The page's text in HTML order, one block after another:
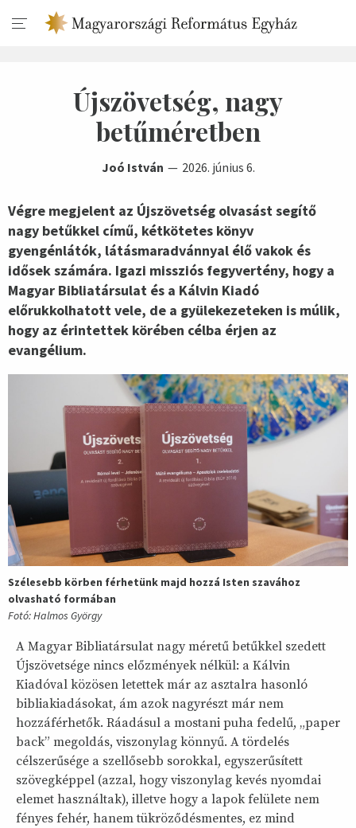
Újszövetség, nagy
betűméretben
Joó István 2026. június 6.
Végre megjelent az Újszövetség olvasást segítő
nagy betűkkel című, kétkötetes könyv
gyengénlátók, látásmaradvánnyal élő vakok és
idősek számára. Igazi missziós fegyvertény, hogy a
Magyar Bibliatársulat és a Kálvin Kiadó
előrukkolhatott vele, de a gyülekezeteken is múlik,
hogy az érintettek körében célba érjen az
evangélium.
Szélesebb körben férhetünk majd hozzá Isten szavához
olvasható formában
Fotó: Halmos György
A Magyar Bibliatársulat nagy méretű betűkkel szedett
Újszövetsége nincs előzmények nélkül: a Kálvin
Kiadóval közösen letettek már az asztalra hasonló
bibliakiadásokat, ám azok nagyrészt már nem
hozzáférhetők. Ráadásul a mostani puha fedelű, „paper
back” megoldás, viszonylag könnyű. A tördelés
célszerűsége a szellősebb sorokkal, egyszerűsített
szövegképpel (azzal, hogy viszonylag kevés nyomdai
elemet használtak), illetve hogy a lapok felülete nem
fényes fehér, hanem tükröződésmentes, ez mind